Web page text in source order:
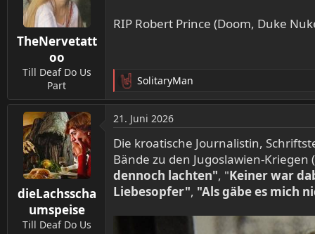
TheNervetatt
oo
Till Deaf Do Us
Part
RIP Robert Prince (Doom, Duke
R
e
a
k
t
i
o
n
e
:
SolitaryMan
dieLachsscha
umspeise
Till Deaf Do Us
21. Juni 2026
Die kroatische Journalistin,
Bände zu den Jugoslawien-Kriegen (
dennoch lachten", "Keiner war
Liebesopfer", "Als gäbe es mich